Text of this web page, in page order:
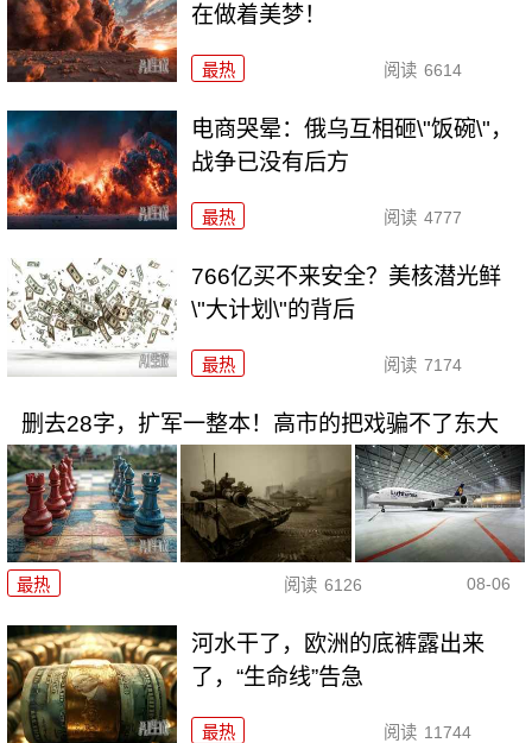
在做着美梦！
最热 阅读 6614
电商哭晕：俄乌互相砸\"饭碗\"，
战争已没有后方
最热 阅读 4777
766亿买不来安全？美核潜光鲜
\"大计划\"的背后
最热 阅读 7174
删去28字，扩军一整本！高市的把戏骗不了东大
最热 阅读 6126 08-06
河水干了，欧洲的底裤露出来
了，“生命线”告急
最热 阅读 11744